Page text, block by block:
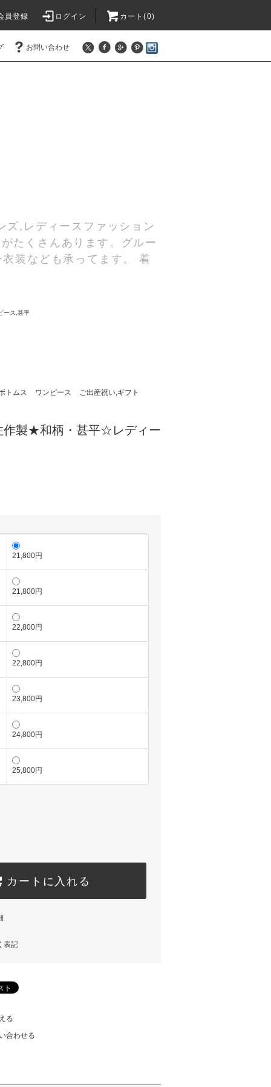
員登録 ログイン カート(0)
お問い合わせ
,レディースファッション
たくさんあります。グルー
装なども承ってます。 着
ース,甚平
トムス ワンピース ご出産祝い,ギフト
製★和柄・甚平☆レディー
21,800円
21,800円
22,800円
22,800円
23,800円
24,800円
25,800円
カートに入れる
表記
る
合わせる